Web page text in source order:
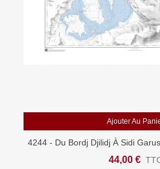
Ajouter Au
4244 - Du Bordj Djilidj À Sidi
De Djerba - Carte Marine
44,00 €